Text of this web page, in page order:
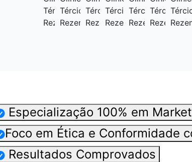
Especialização 100% em
Foco em Ética e Conformidade
Resultados Comprovados